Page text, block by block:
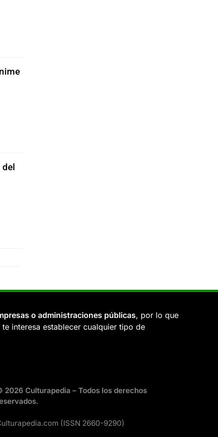
del
o administraciones públicas, por lo que
interesa establecer cualquier tipo de
2026 Culturapedia – Todos los derechos
(ISSN 2660-9290)